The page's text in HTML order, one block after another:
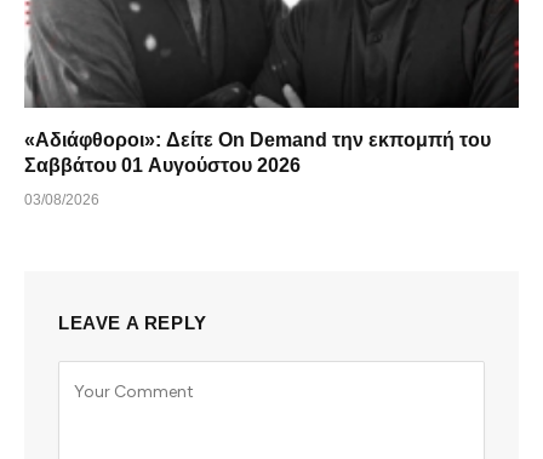
«Αδιάφθοροι»: Δείτε On Demand την εκπομπή του
Σαββάτου 01 Αυγούστου 2026
03/08/2026
LEAVE A REPLY